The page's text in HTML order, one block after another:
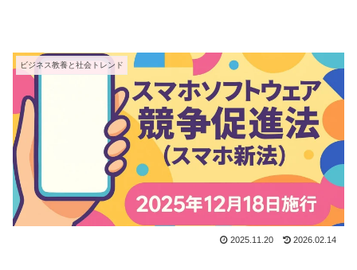
ビジネス教養と社会トレンド
2025.11.20 2026.02.14